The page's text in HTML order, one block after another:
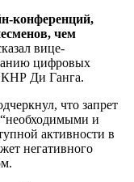
конференций,
чем
вице-
цифровых
КНР Ди Ганга.
что запрет
и
активности в
негативного